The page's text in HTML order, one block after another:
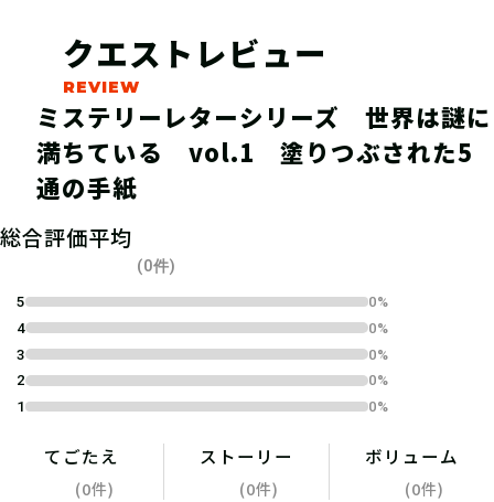
041.キットを購入する
宝探しSHOPならおうちにキットが届
くよ！ 筆記用具やスマートフォンな
ど必要なものを準備しよう！
052.参加表明をする
参加表明をして、クリア時に参加表明
クエストレビュー
ミステリーレターシリーズ 世界は謎に
満ちている vol.1 塗りつぶされた5
通の手紙
総合評価平均
(0件)
5
0%
4
0%
3
0%
2
0%
1
0%
てごたえ
(0件)
ストーリー
(0件)
ボリューム
(0件)